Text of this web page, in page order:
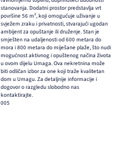
stanovanja. Dodatni prostor predstavlja vrt
površine 56 m², koji omogućuje uživanje u
svježem zraku i privatnosti, stvarajući ugodan
ambijent za opuštanje ili druženje. Stan je
smješten na udaljenosti od 600 metara do
mora i 800 metara do miješane plaže, što nudi
mogućnost aktivnog i opuštenog načina života
u ovom dijelu Umaga. Ova nekretnina može
biti odličan izbor za one koji traže kvalitetan
dom u Umagu. Za detaljnije informacije i
dogovor o razgledu slobodno nas
kontaktirajte.
005